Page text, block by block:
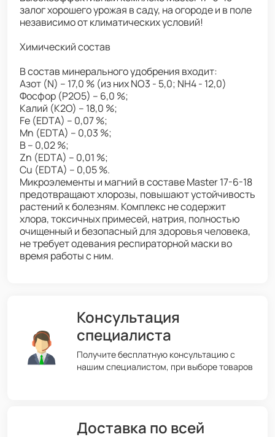
залог хорошего урожая в саду, на огороде и в поле
независимо от климатических условий!
Химический состав
В состав минерального удобрения входит:
Азот (N) – 17,0 % (из них NO3 - 5,0; NH4 - 12,0)
Фосфор (Р2О5) – 6,0 %;
Калий (К2О) – 18,0 %;
Fe (EDTA) – 0,07 %;
Mn (EDTA) – 0,03 %;
В – 0,02 %;
Zn (EDTA) – 0,01 %;
Cu (EDTA) – 0,05 %.
Микроэлементы и магний в составе Master 17-6-18
предотвращают хлорозы, повышают устойчивость
растений к болезням. Комплекс не содержит
хлора, токсичных примесей, натрия, полностью
очищенный и безопасный для здоровья человека,
не требует одевания респираторной маски во
время работы с ним.
Консультация
специалиста
Получите бесплатную консультацию с
нашим специалистом, при выборе товаров
Доставка по всей